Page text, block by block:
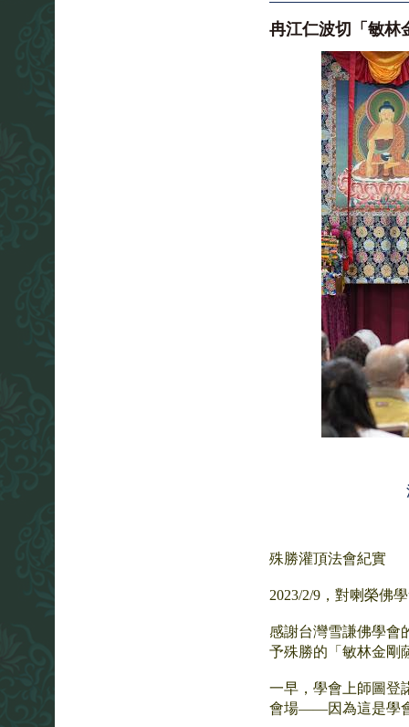
冉江仁波切「敏林
殊勝灌頂法會紀實
2023/2/9，對喇榮佛
感謝台灣雪謙佛學會
予殊勝的「敏林金剛
一早，學會上師圖登
會場——因為這是學